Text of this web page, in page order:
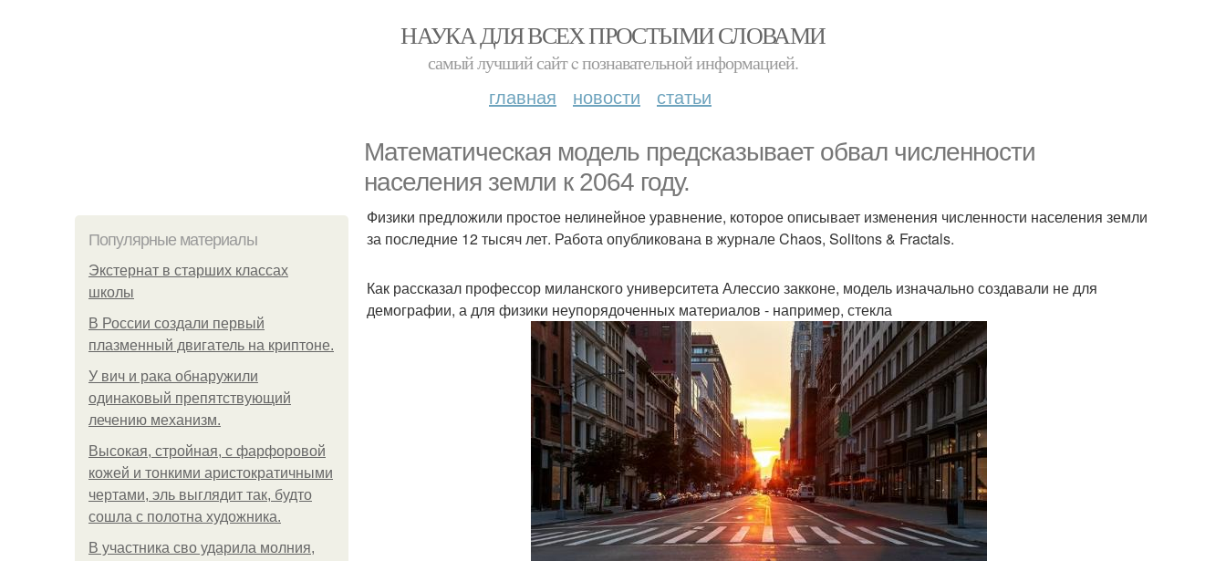
НАУКА ДЛЯ ВСЕХ ПРОСТЫМИ СЛОВАМИ
самый лучший сайт c познавательной информацией.
главная новости статьи
Математическая модель предсказывает обвал численности
населения земли к 2064 году.
Популярные материалы
Экстернат в старших классах
школы
В России создали первый
плазменный двигатель на криптоне.
У вич и рака обнаружили
одинаковый препятствующий
лечению механизм.
Высокая, стройная, с фарфоровой
кожей и тонкими аристократичными
чертами, эль выглядит так, будто
сошла с полотна художника.
В участника сво ударила молния,
Физики предложили простое нелинейное уравнение, которое описывает изменения численности населения земли
за последние 12 тысяч лет. Работа опубликована в журнале Chaos, Solitons & Fractals.
Как рассказал профессор миланского университета Алессио закконе, модель изначально создавали не для
демографии, а для физики неупорядоченных материалов - например, стекла